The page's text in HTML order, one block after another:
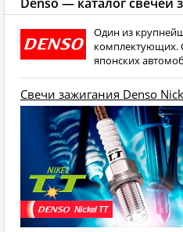
Один из
комплектующих.
японских
Свечи зажигания Denso